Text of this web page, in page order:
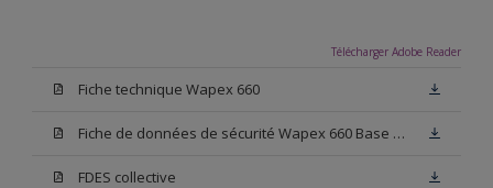
Télécharger Adobe Reader
Fiche technique Wapex 660
Fiche de données de sécurité Wapex 660 Base W05
FDES collective